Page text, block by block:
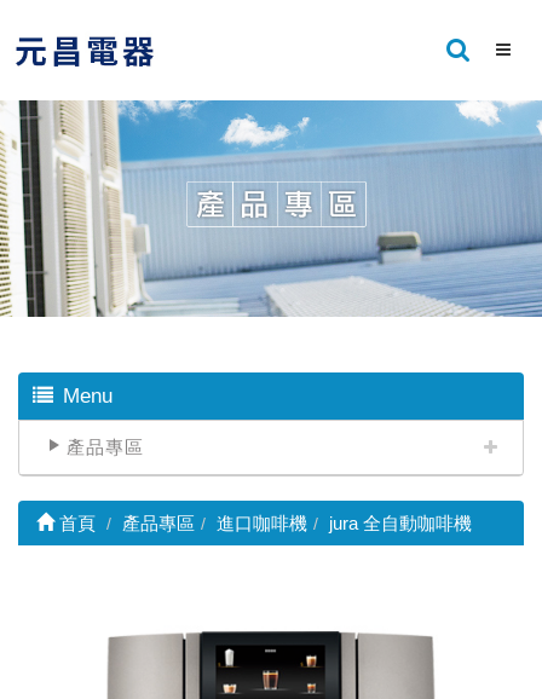
Menu
產品專區
首頁 產品專區 進口咖啡機 jura 全自動咖啡機